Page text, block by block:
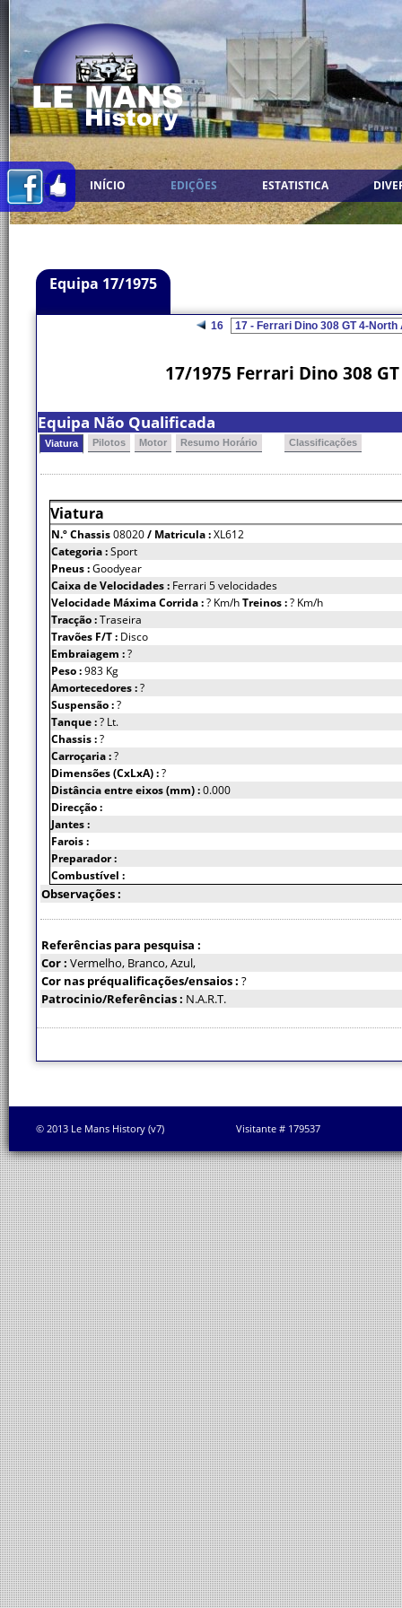
INÍCIO EDIÇÕES ESTATISTICA
Equipa 17/1975
16
17/1975 Ferrari Dino 308
Equipa Não Qualificada
Viatura Pilotos Motor Resumo Horário Classificações
Viatura
N.º Chassis08020/ Matricula :XL612
Categoria :Sport
Pneus :Goodyear
Caixa de Velocidades : Ferrari 5 velocidades
Velocidade Máxima Corrida :? Km/hTreinos :? Km/h
Tracção :Traseira
Travões F/T : Disco
Embraiagem :?
Peso :983 Kg
Amortecedores :?
Suspensão :?
Tanque :? Lt.
Chassis :?
Carroçaria :?
Dimensões (CxLxA) :?
Distância entre eixos (mm) :0.000
Direcção :
Jantes :
Farois :
Preparador :
Combustível :
Observações :
Referências para pesquisa :
Cor : Vermelho, Branco, Azul,
Cor nas préqualificações/ensaios : ?
Patrocinio/Referências : N.A.R.T.
© 2013 Le Mans History (v7) Visitante # 179537